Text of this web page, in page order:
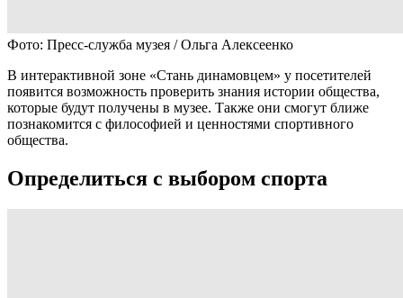
Фото: Пресс-служба музея / Ольга Алексеенко
В интерактивной зоне «Стань динамовцем» у посетителей
появится возможность проверить знания истории общества,
которые будут получены в музее. Также они смогут ближе
познакомится с философией и ценностями спортивного
общества.
Определиться с выбором спорта